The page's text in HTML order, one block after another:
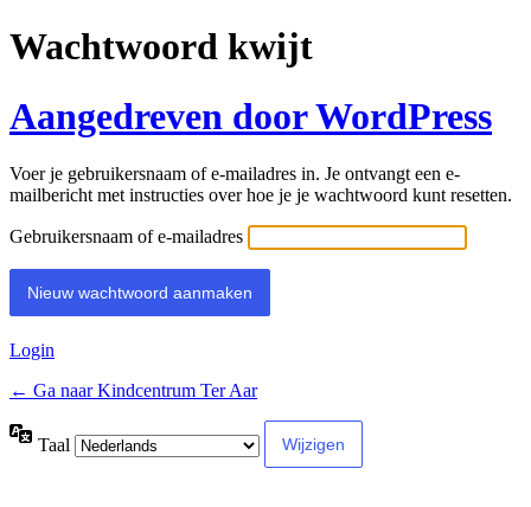
Wachtwoord kwijt
Aangedreven door WordPress
Voer je gebruikersnaam of e-mailadres in. Je ontvangt een e-
mailbericht met instructies over hoe je je wachtwoord kunt resetten.
Gebruikersnaam of e-mailadres
Alternative:
Login
← Ga naar Kindcentrum Ter Aar
Taal